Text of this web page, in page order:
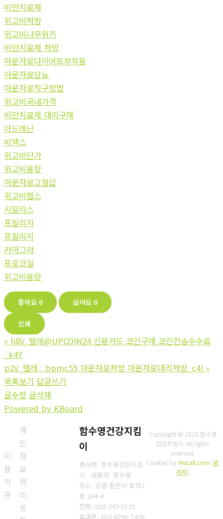
비만치료제
위고비처방
위고비나무위키
비만치료제 처방
마운자로다이어트부작용
마운자로당뇨
마운자로직구방법
위고비국내가격
비만치료제 대리구매
아드레닌
비맥스
위고비단가
위고비용량
마운자로고혈압
위고비헬스
시알리스
프릴리지
프릴리지
카마그라
프로코밀
위고비용량
좋아요 0 싫어요 0
인쇄
« h8V_텔레@UPCOIN24 신용카드 코인구매 코인전송수수료
_k4Y
p2V_텔레 : bpmc55 마운자로처방 마운자로대리처방_c4I »
목록보기 답글쓰기
글수정 글삭제
Powered by KBoard
이
용
약
관
개
인
정
보
처
리
방
함수영건강지킴
이
회사명: 함수영건강지킴
이 대표자: 함수영
주소: 강원 춘천시 효자2
동 164-4
전화: 033-242-5123
휴대폰: 010-8790-7408
Copyright © 2025 함수영
건강지킴이. All rights
reserved.
Created byYescall.com [관
리자]